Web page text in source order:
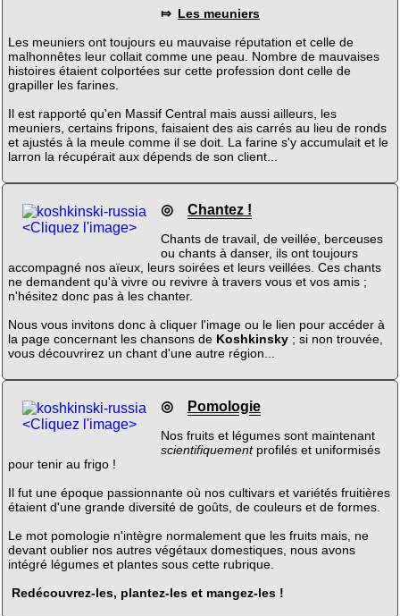
⤇ Les meuniers
Les meuniers ont toujours eu mauvaise réputation et celle de
malhonnêtes leur collait comme une peau. Nombre de mauvaises
histoires étaient colportées sur cette profession dont celle de
grapiller les farines.
Il est rapporté qu'en Massif Central mais aussi ailleurs, les
meuniers, certains fripons, faisaient des ais carrés au lieu de ronds
et ajustés à la meule comme il se doit. La farine s'y accumulait et le
larron la récupérait aux dépends de son client...
<Cliquez l'image>
◎ Chantez !
Chants de travail, de veillée, berceuses
ou chants à danser, ils ont toujours
accompagné nos aïeux, leurs soirées et leurs veillées. Ces chants
ne demandent qu'à vivre ou revivre à travers vous et vos amis ;
n'hésitez donc pas à les chanter.
Nous vous invitons donc à cliquer l'image ou le lien pour accéder à
la page concernant les chansons de Koshkinsky; si non trouvée,
vous découvrirez un chant d'une autre région...
<Cliquez l'image>
◎ Pomologie
Nos fruits et légumes sont maintenant
scientifiquementprofilés et uniformisés
pour tenir au frigo !
Il fut une époque passionnante où nos cultivars et variétés fruitières
étaient d'une grande diversité de goûts, de couleurs et de formes.
Le mot pomologie n'intègre normalement que les fruits mais, ne
devant oublier nos autres végétaux domestiques, nous avons
intégré légumes et plantes sous cette rubrique.
Redécouvrez-les, plantez-les et mangez-les !